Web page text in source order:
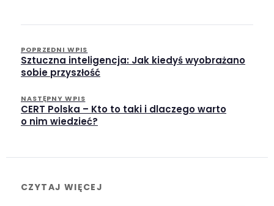
POPRZEDNI WPIS
Sztuczna inteligencja: Jak kiedyś wyobrażano
sobie przyszłość
NASTĘPNY WPIS
CERT Polska – Kto to taki i dlaczego warto
o nim wiedzieć?
CZYTAJ WIĘCEJ